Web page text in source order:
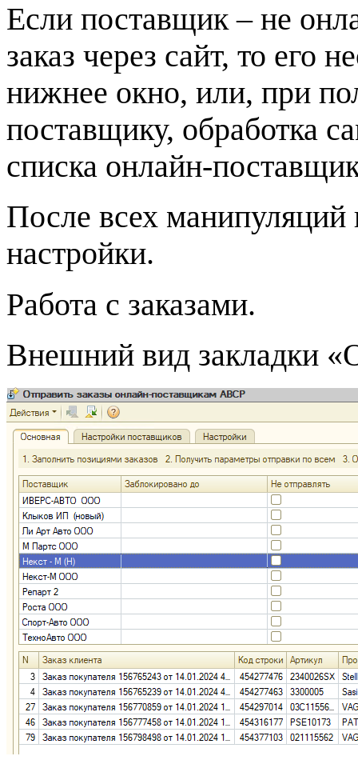
Если поставщик – не
заказ через сайт, то его
нижнее окно, или, при
поставщику, обработка
списка онлайн-
После всех манипуляций
настройки.
Работа с заказами.
Внешний вид закладки